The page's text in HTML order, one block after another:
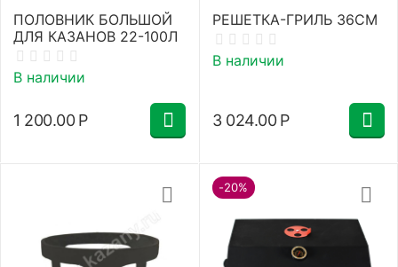
ПОЛОВНИК БОЛЬШОЙ
ДЛЯ КАЗАНОВ 22-100Л
В наличии
1 200.00 Р
РЕШЕТКА-ГРИЛЬ 36СМ
В наличии
3 024.00 Р
-20%